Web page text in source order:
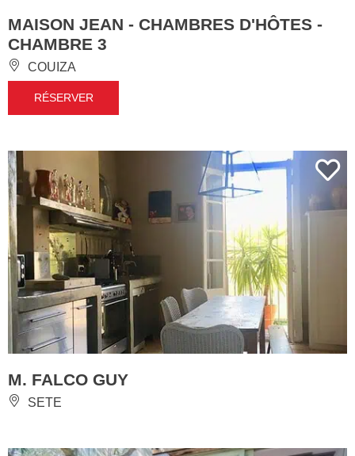
MAISON JEAN - CHAMBRES D'HÔTES -
CHAMBRE 3
COUIZA
RÉSERVER
M. FALCO GUY
SETE